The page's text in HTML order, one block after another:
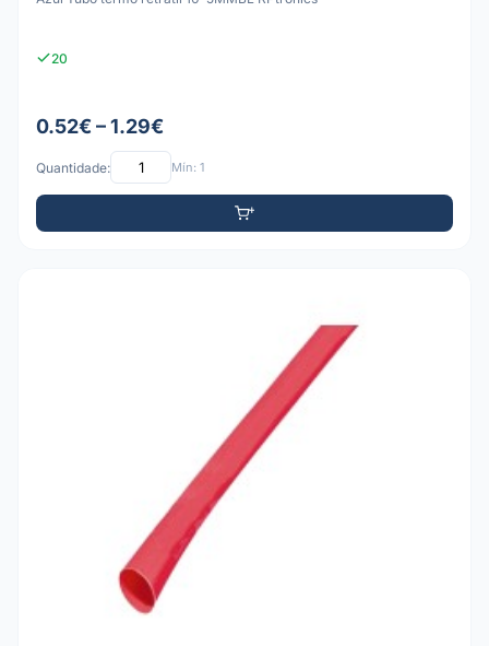
20
0.52€ – 1.29€
Quantidade: Mín: 1